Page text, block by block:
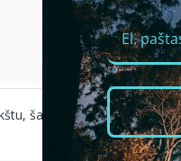
šakute, peiliu ir butelių